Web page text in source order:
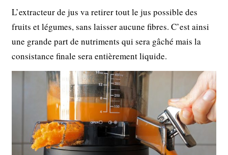
L’extracteur de jus va retirer tout le jus possible des
fruits et légumes, sans laisser aucune fibres. C’est ainsi
une grande part de nutriments qui sera gâché mais la
consistance finale sera entièrement liquide.